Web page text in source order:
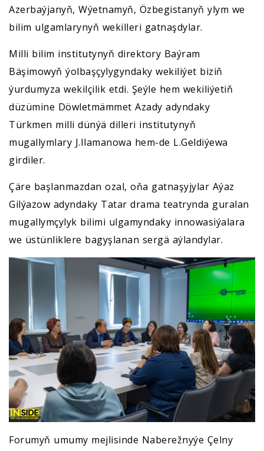
Azerbaýjanyň, Wýetnamyň, Özbegistanyň ylym we
bilim ulgamlarynyň wekilleri gatnaşdylar.
Milli bilim institutynyň direktory Baýram
Bäşimowyň ýolbaşçylygyndaky wekiliýet biziň
ýurdumyza wekilçilik etdi. Şeýle hem wekiliýetiň
düzümine Döwletmämmet Azady adyndaky
Türkmen milli dünýä dilleri institutynyň
mugallymlary J.Ilamanowa hem-de L.Geldiýewa
girdiler.
Çäre başlanmazdan ozal, oňa gatnaşyjylar Aýaz
Gilýazow adyndaky Tatar drama teatrynda guralan
mugallymçylyk bilimi ulgamyndaky innowasiýalara
we üstünliklere bagyşlanan sergä aýlandylar.
Forumyň umumy mejlisinde Naberežnyýe Çelny